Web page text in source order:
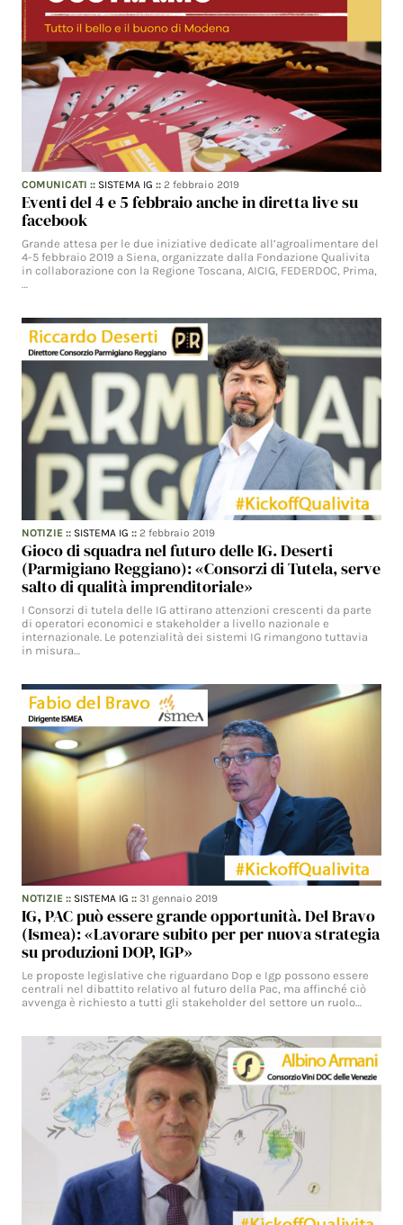
COMUNICATI :: SISTEMA IG ::2 febbraio 2019
Eventi del 4 e 5 febbraio anche in diretta live su
facebook
Grande attesa per le due iniziative dedicate all’agroalimentare del
4-5 febbraio 2019 a Siena, organizzate dalla Fondazione Qualivita
in collaborazione con la Regione Toscana, AICIG, FEDERDOC, Prima,
…
NOTIZIE :: SISTEMA IG ::2 febbraio 2019
Gioco di squadra nel futuro delle IG. Deserti
(Parmigiano Reggiano): «Consorzi di Tutela, serve
salto di qualità imprenditoriale»
I Consorzi di tutela delle IG attirano attenzioni crescenti da parte
di operatori economici e stakeholder a livello nazionale e
internazionale. Le potenzialità dei sistemi IG rimangono tuttavia
in misura…
NOTIZIE :: SISTEMA IG ::31 gennaio 2019
IG, PAC può essere grande opportunità. Del Bravo
(Ismea): «Lavorare subito per per nuova strategia
su produzioni DOP, IGP»
Le proposte legislative che riguardano Dop e Igp possono essere
centrali nel dibattito relativo al futuro della Pac, ma affinché ciò
avvenga è richiesto a tutti gli stakeholder del settore un ruolo…